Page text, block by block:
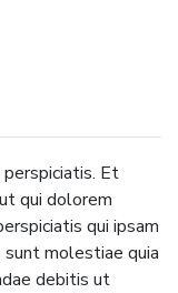
Et
qui dolorem
qui ipsam
sunt molestiae quia
debitis ut